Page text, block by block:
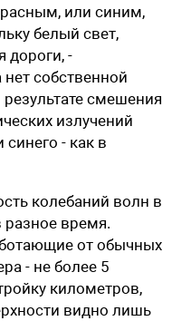
или синим,
белый свет,
дороги, -
собственной
смешения
излучений
синего - как в
колебаний волн в
разное время.
от обычных
- не более 5
километров,
видно лишь